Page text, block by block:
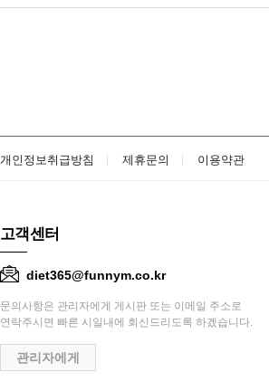
개인정보취급방침 제휴문의 이용약관
고객센터
diet365@funnym.co.kr
문의사항은 관리자에게 게시판 또는 이메일 주소로
연락주시면 빠른 시일내에 회신드리도록 하겠습니다.
관리자에게